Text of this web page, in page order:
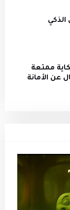
ممتعة
عن الأمانة